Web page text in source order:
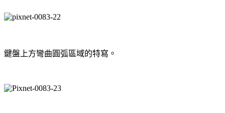
鍵盤上方彎曲圓弧區域的特寫。